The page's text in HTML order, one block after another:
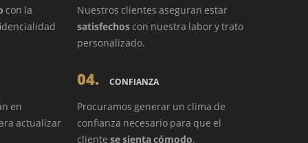
con la
Nuestros clientes aseguran estar
satisfechos con nuestra labor y trato
personalizado.
en
actualizar
04. CONFIANZA
Procuramos generar un clima de
confianza necesario para que el
cliente se sienta cómodo.